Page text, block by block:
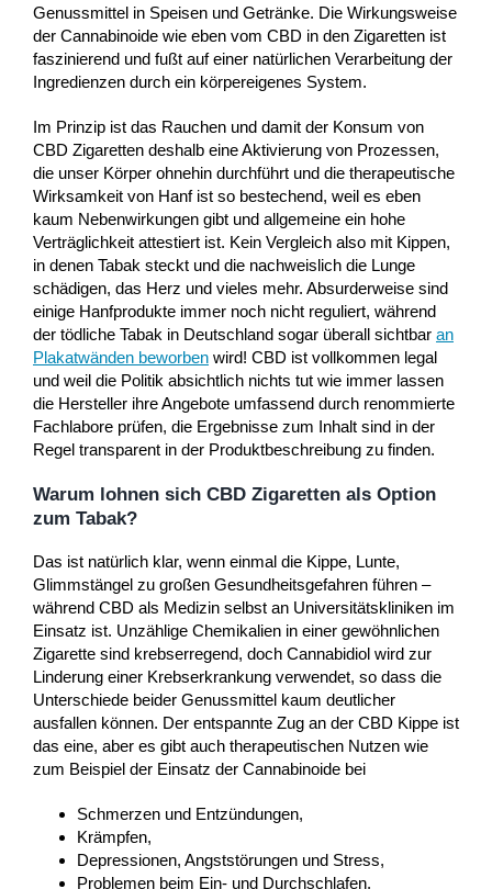
Genussmittel in Speisen und Getränke. Die Wirkungsweise
der Cannabinoide wie eben vom CBD in den Zigaretten ist
faszinierend und fußt auf einer natürlichen Verarbeitung der
Ingredienzen durch ein körpereigenes System.
Im Prinzip ist das Rauchen und damit der Konsum von
CBD Zigaretten deshalb eine Aktivierung von Prozessen,
die unser Körper ohnehin durchführt und die therapeutische
Wirksamkeit von Hanf ist so bestechend, weil es eben
kaum Nebenwirkungen gibt und allgemeine ein hohe
Verträglichkeit attestiert ist. Kein Vergleich also mit Kippen,
in denen Tabak steckt und die nachweislich die Lunge
schädigen, das Herz und vieles mehr. Absurderweise sind
einige Hanfprodukte immer noch nicht reguliert, während
der tödliche Tabak in Deutschland sogar überall sichtbar an
Plakatwänden beworben wird! CBD ist vollkommen legal
und weil die Politik absichtlich nichts tut wie immer lassen
die Hersteller ihre Angebote umfassend durch renommierte
Fachlabore prüfen, die Ergebnisse zum Inhalt sind in der
Regel transparent in der Produktbeschreibung zu finden.
Warum lohnen sich CBD Zigaretten als Option
zum Tabak?
Das ist natürlich klar, wenn einmal die Kippe, Lunte,
Glimmstängel zu großen Gesundheitsgefahren führen –
während CBD als Medizin selbst an Universitätskliniken im
Einsatz ist. Unzählige Chemikalien in einer gewöhnlichen
Zigarette sind krebserregend, doch Cannabidiol wird zur
Linderung einer Krebserkrankung verwendet, so dass die
Unterschiede beider Genussmittel kaum deutlicher
ausfallen können. Der entspannte Zug an der CBD Kippe ist
das eine, aber es gibt auch therapeutischen Nutzen wie
zum Beispiel der Einsatz der Cannabinoide bei
Schmerzen und Entzündungen,
Krämpfen,
Depressionen, Angststörungen und Stress,
Problemen beim Ein- und Durchschlafen.